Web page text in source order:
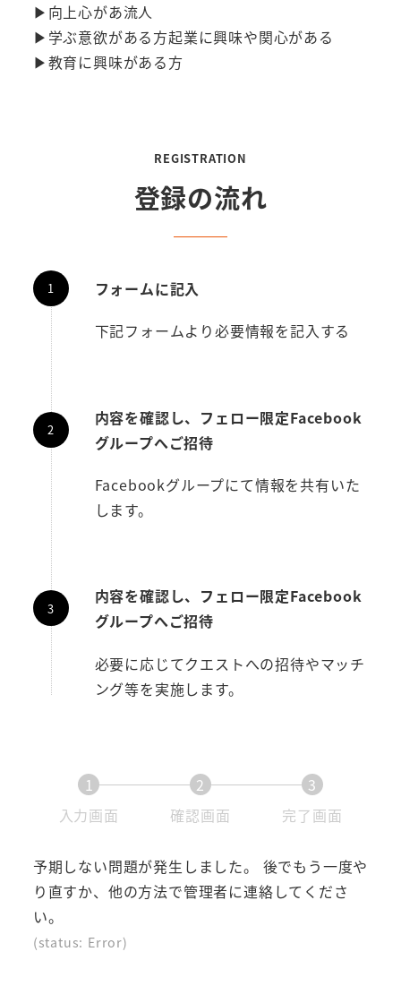
▶︎向上心があ流人
▶︎学ぶ意欲がある方起業に興味や関心がある
▶︎教育に興味がある方
REGISTRATION
登録の流れ
フォームに記入
下記フォームより必要情報を記入する
内容を確認し、フェロー限定Facebook
グループへご招待
Facebookグループにて情報を共有いた
します。
内容を確認し、フェロー限定Facebook
グループへご招待
必要に応じてクエストへの招待やマッチ
ング等を実施します。
1
入力画面
表
示
れ
2
確認画面
表
示
3
完了画面
表
示
予期しない問題が発生しました。 後でもう一度や
り直すか、他の方法で管理者に連絡してくださ
い。
(status: Error)